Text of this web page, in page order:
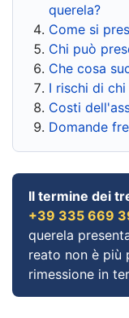
querela?
Come si
Chi può
Che cosa
I rischi di chi
Costi
Domande
Il termine dei
+39 335 669
querela
reato non è più
rimessione in